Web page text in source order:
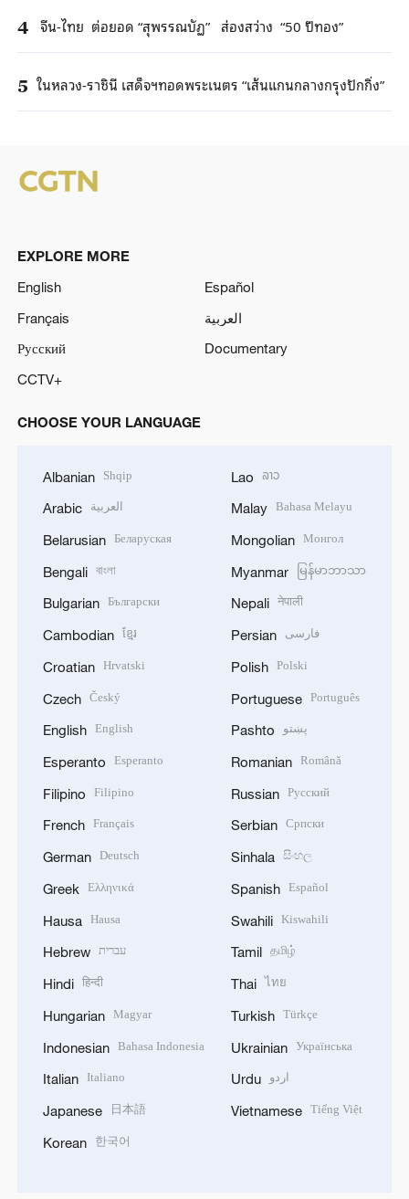
4 จีน-ไทย ต่อยอด “สุพรรณบัฏ” ส่องสว่าง “50 ปีทอง”
5 ในหลวง-ราชินี เสด็จฯทอดพระเนตร “เส้นแกนกลางกรุงปักกิ่ง”
EXPLORE MORE
English
Español
Français
العربية
Русский
Documentary
CCTV+
CHOOSE YOUR LANGUAGE
Albanian Shqip
Arabic العربية
Belarusian Беларуская
Bengali বাংলা
Bulgarian Български
Cambodian ខ្មែរ
Croatian Hrvatski
Czech Český
English English
Esperanto Esperanto
Filipino Filipino
French Français
German Deutsch
Greek Ελληνικά
Hausa Hausa
Hebrew עברית
Hindi हिन्दी
Hungarian Magyar
Indonesian Bahasa Indonesia
Italian Italiano
Japanese 日本語
Korean 한국어
Lao ລາວ
Malay Bahasa Melayu
Mongolian Монгол
Myanmar မြန်မာဘာသာ
Nepali नेपाली
Persian فارسی
Polish Polski
Portuguese Português
Pashto پښتو
Romanian Română
Russian Русский
Serbian Српски
Sinhala සිංහල
Spanish Español
Swahili Kiswahili
Tamil தமிழ்
Thai ไทย
Turkish Türkçe
Ukrainian Українська
Urdu اردو
Vietnamese Tiếng Việt